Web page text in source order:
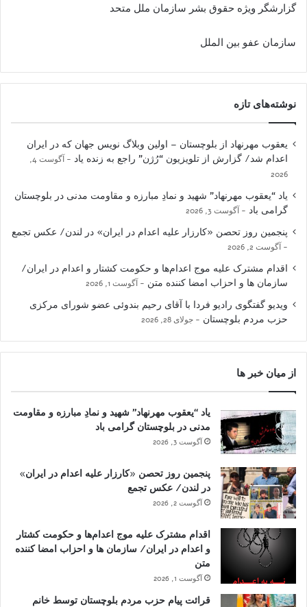
گزارشگر ویژه حقوق بشر سازمان ملل متحد
سازمان عفو بین الملل
نوشته‌های تازه
یعقوب مهرنهاد از بلوچستان – اولین وبلاگ نویس جهان که در ایران
اعدام شد/ گزارش از تلویزیون “رُژن” راجع به زنده یاد
آگوست 4,
2026
یاد “یعقوب مهرنهاد” شهید و نمادِ مبارزه و مقاومت مدنی در بلوچستان
گرامی باد
آگوست 3, 2026
پنجمین روز تحصن «کارزار علیه اعدام در ایران» در لندن/ عکس تجمع
آگوست 2, 2026
اقدام مشترک علیه موج اعدام‌ها و حکومت کشتار و اعدام در ایران/
سازمان ها و احزاب امضا کننده متن
آگوست 1, 2026
ویدیو گفتگوی رادیو فردا با آقای رحیم بندوئی عضو شورای مرکزی
حزب مردم بلوچستان
جولای 28, 2026
از میان خبر ها
یاد “یعقوب مهرنهاد” شهید و نمادِ مبارزه و مقاومت
مدنی در بلوچستان گرامی باد
آگوست 3, 2026
پنجمین روز تحصن «کارزار علیه اعدام در ایران»
در لندن/ عکس تجمع
آگوست 2, 2026
اقدام مشترک علیه موج اعدام‌ها و حکومت کشتار
و اعدام در ایران/ سازمان ها و احزاب امضا کننده
متن
آگوست 1, 2026
قرائت پیام حزب مردم بلوچستان توسط خانم